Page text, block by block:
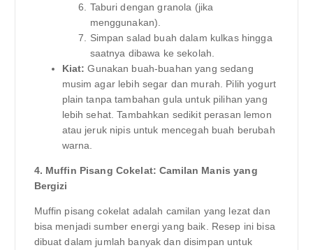
Taburi dengan granola (jika
menggunakan).
Simpan salad buah dalam kulkas hingga
saatnya dibawa ke sekolah.
Kiat: Gunakan buah-buahan yang sedang
musim agar lebih segar dan murah. Pilih yogurt
plain tanpa tambahan gula untuk pilihan yang
lebih sehat. Tambahkan sedikit perasan lemon
atau jeruk nipis untuk mencegah buah berubah
warna.
4. Muffin Pisang Cokelat: Camilan Manis yang
Bergizi
Muffin pisang cokelat adalah camilan yang lezat dan
bisa menjadi sumber energi yang baik. Resep ini bisa
dibuat dalam jumlah banyak dan disimpan untuk